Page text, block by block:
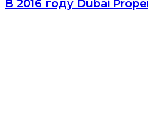
В 2016 году Dubai